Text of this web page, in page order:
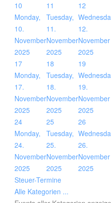
10
Monday,
10.
November
2025
11
Tuesday,
11.
November
2025
12
12.
November
2025
17
Monday,
17.
November
2025
18
Tuesday,
18.
November
2025
19
19.
November
2025
24
Monday,
24.
November
2025
25
Tuesday,
25.
November
2025
26
26.
November
2025
Steuer-Termine
Alle Kategorien ...